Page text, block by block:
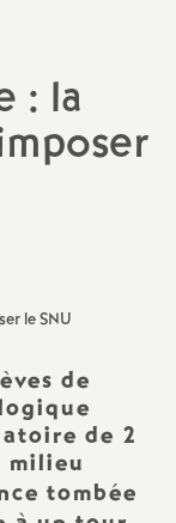
a
t
t
i
o
: la
de
de 2
milieu
tombée